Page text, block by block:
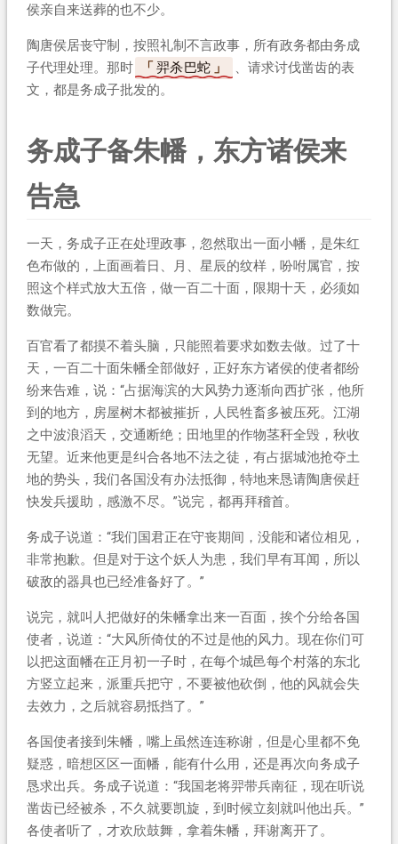
侯亲自来送葬的也不少。
陶唐侯居丧守制，按照礼制不言政事，所有政务都由务成
子代理处理。那时
羿杀巴蛇
、请求讨伐凿齿的表
文，都是务成子批发的。
务成子备朱幡，东方诸侯来
告急
一天，务成子正在处理政事，忽然取出一面小幡，是朱红
色布做的，上面画着日、月、星辰的纹样，吩咐属官，按
照这个样式放大五倍，做一百二十面，限期十天，必须如
数做完。
百官看了都摸不着头脑，只能照着要求如数去做。过了十
天，一百二十面朱幡全部做好，正好东方诸侯的使者都纷
纷来告难，说：“占据海滨的大风势力逐渐向西扩张，他所
到的地方，房屋树木都被摧折，人民牲畜多被压死。江湖
之中波浪滔天，交通断绝；田地里的作物茎秆全毁，秋收
无望。近来他更是纠合各地不法之徒，有占据城池抢夺土
地的势头，我们各国没有办法抵御，特地来恳请陶唐侯赶
快发兵援助，感激不尽。”说完，都再拜稽首。
务成子说道：“我们国君正在守丧期间，没能和诸位相见，
非常抱歉。但是对于这个妖人为患，我们早有耳闻，所以
破敌的器具也已经准备好了。”
说完，就叫人把做好的朱幡拿出来一百面，挨个分给各国
使者，说道：“大风所倚仗的不过是他的风力。现在你们可
以把这面幡在正月初一子时，在每个城邑每个村落的东北
方竖立起来，派重兵把守，不要被他砍倒，他的风就会失
去效力，之后就容易抵挡了。”
各国使者接到朱幡，嘴上虽然连连称谢，但是心里都不免
疑惑，暗想区区一面幡，能有什么用，还是再次向务成子
恳求出兵。务成子说道：“我国老将羿带兵南征，现在听说
凿齿已经被杀，不久就要凯旋，到时候立刻就叫他出兵。”
各使者听了，才欢欣鼓舞，拿着朱幡，拜谢离开了。